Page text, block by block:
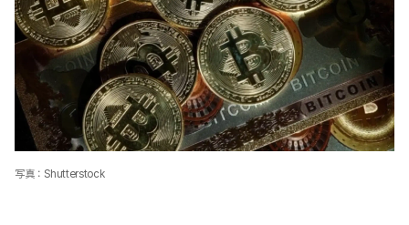
写真：Shutterstock